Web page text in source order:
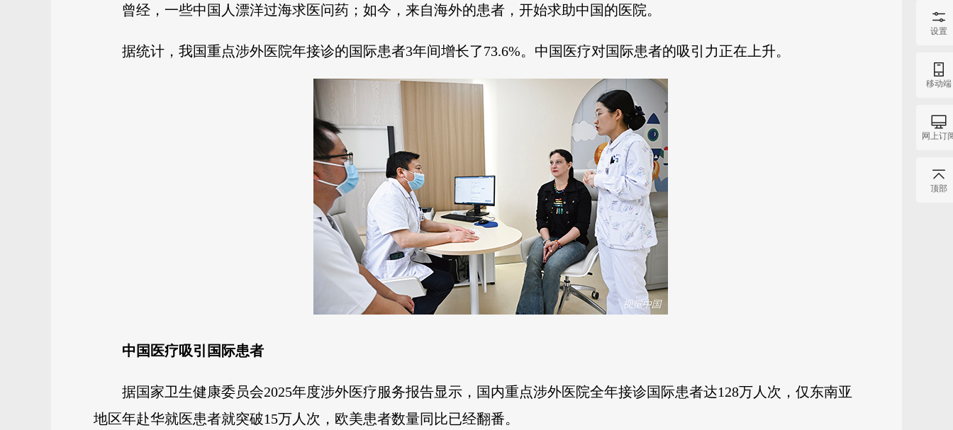
曾经，一些中国人漂洋过海求医问药；如今，来自海外的患者，开始求助中国的医院。
据统计，我国重点涉外医院年接诊的国际患者3年间增长了73.6%。中国医疗对国际患者的吸引力正在上升。
中国医疗吸引国际患者
据国家卫生健康委员会2025年度涉外医疗服务报告显示，国内重点涉外医院全年接诊国际患者达128万人次，仅东南亚
地区年赴华就医患者就突破15万人次，欧美患者数量同比已经翻番。
设置
移动端
网上订
顶部